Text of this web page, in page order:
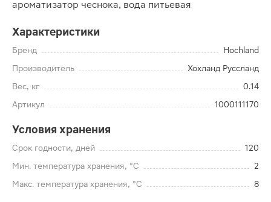
ароматизатор чеснока, вода питьевая
Характеристики
Бренд
Hochland
Производитель
Хохланд Руссланд
Вес, кг
0.14
Артикул
1000111170
Условия хранения
Срок годности, дней
120
Мин. температура хранения, °C
2
Макс. температура хранения, °C
8